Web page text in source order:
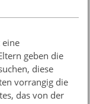
geben die
diese
vorrangig die
das von der